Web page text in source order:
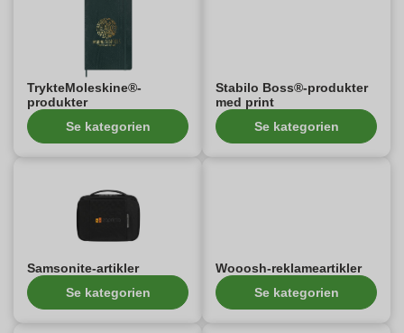
TrykteMoleskine®-
produkter
Se kategorien
Stabilo Boss®-produkter
med print
Se kategorien
Samsonite-artikler
Se kategorien
Wooosh-reklameartikler
Se kategorien